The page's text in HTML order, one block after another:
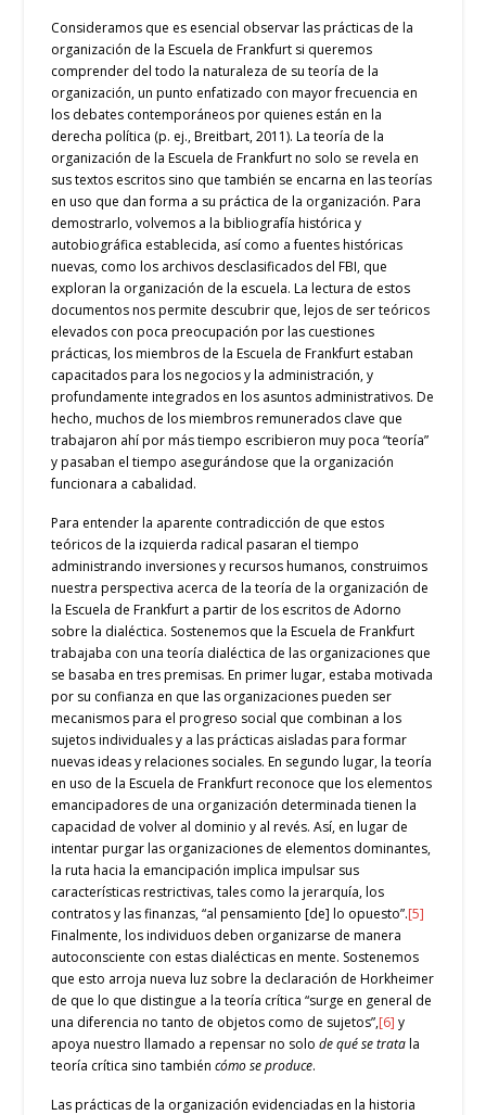
Consideramos que es esencial observar las prácticas de la
organización de la Escuela de Frankfurt si queremos
comprender del todo la naturaleza de su teoría de la
organización, un punto enfatizado con mayor frecuencia en
los debates contemporáneos por quienes están en la
derecha política (p. ej., Breitbart, 2011). La teoría de la
organización de la Escuela de Frankfurt no solo se revela en
sus textos escritos sino que también se encarna en las teorías
en uso que dan forma a su práctica de la organización. Para
demostrarlo, volvemos a la bibliografía histórica y
autobiográfica establecida, así como a fuentes históricas
nuevas, como los archivos desclasificados del FBI, que
exploran la organización de la escuela. La lectura de estos
documentos nos permite descubrir que, lejos de ser teóricos
elevados con poca preocupación por las cuestiones
prácticas, los miembros de la Escuela de Frankfurt estaban
capacitados para los negocios y la administración, y
profundamente integrados en los asuntos administrativos. De
hecho, muchos de los miembros remunerados clave que
trabajaron ahí por más tiempo escribieron muy poca “teoría”
y pasaban el tiempo asegurándose que la organización
funcionara a cabalidad.
Para entender la aparente contradicción de que estos
teóricos de la izquierda radical pasaran el tiempo
administrando inversiones y recursos humanos, construimos
nuestra perspectiva acerca de la teoría de la organización de
la Escuela de Frankfurt a partir de los escritos de Adorno
sobre la dialéctica. Sostenemos que la Escuela de Frankfurt
trabajaba con una teoría dialéctica de las organizaciones que
se basaba en tres premisas. En primer lugar, estaba motivada
por su confianza en que las organizaciones pueden ser
mecanismos para el progreso social que combinan a los
sujetos individuales y a las prácticas aisladas para formar
nuevas ideas y relaciones sociales. En segundo lugar, la teoría
en uso de la Escuela de Frankfurt reconoce que los elementos
emancipadores de una organización determinada tienen la
capacidad de volver al dominio y al revés. Así, en lugar de
intentar purgar las organizaciones de elementos dominantes,
la ruta hacia la emancipación implica impulsar sus
características restrictivas, tales como la jerarquía, los
contratos y las finanzas, “al pensamiento [de] lo opuesto”.[5]
Finalmente, los individuos deben organizarse de manera
autoconsciente con estas dialécticas en mente. Sostenemos
que esto arroja nueva luz sobre la declaración de Horkheimer
de que lo que distingue a la teoría crítica “surge en general de
una diferencia no tanto de objetos como de sujetos”,[6] y
apoya nuestro llamado a repensar no solode qué se tratala
teoría crítica sino tambiéncómo se produce.
Las prácticas de la organización evidenciadas en la historia